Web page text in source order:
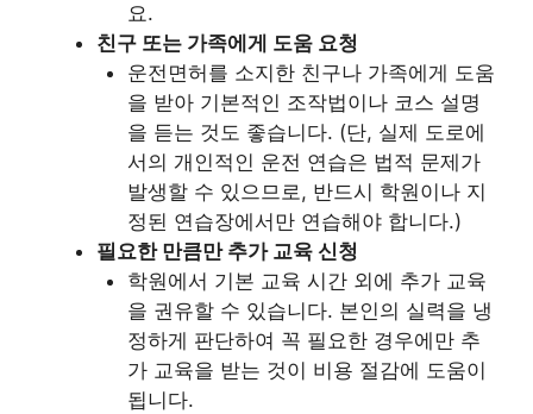
요.
친구 또는 가족에게 도움 요청
운전면허를 소지한 친구나 가족에게 도움
을 받아 기본적인 조작법이나 코스 설명
을 듣는 것도 좋습니다. (단, 실제 도로에
서의 개인적인 운전 연습은 법적 문제가
발생할 수 있으므로, 반드시 학원이나 지
정된 연습장에서만 연습해야 합니다.)
필요한 만큼만 추가 교육 신청
학원에서 기본 교육 시간 외에 추가 교육
을 권유할 수 있습니다. 본인의 실력을 냉
정하게 판단하여 꼭 필요한 경우에만 추
가 교육을 받는 것이 비용 절감에 도움이
됩니다.